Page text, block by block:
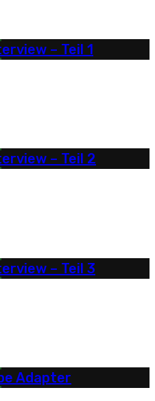
– Teil 1
– Teil 2
– Teil 3
Adapter